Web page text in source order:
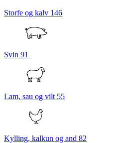
Storfe og kalv 146
Svin 91
Lam, sau og vilt 55
Kylling, kalkun og and 82